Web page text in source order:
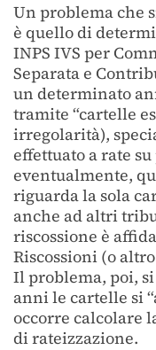
Un problema che
è quello di
INPS IVS per
Separata e
un determinato
tramite “cartelle
irregolarità),
effettuato a rate
eventualmente,
riguarda la sola
anche ad altri
riscossione è
Riscossioni (o
Il problema, poi,
anni le cartelle si
occorre calcolare
di rateizzazione.